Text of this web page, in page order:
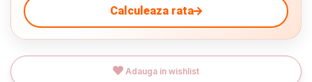
Q & A
Calculeaza rata
Adauga in wishlist
Verde cu detalii negre